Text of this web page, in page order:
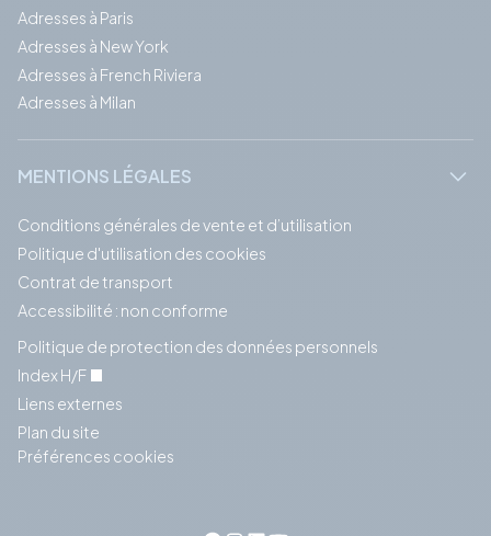
Adresses à Paris
Adresses à New York
Adresses à French Riviera
Adresses à Milan
MENTIONS LÉGALES
Conditions générales de vente et d’utilisation
Politique d'utilisation des cookies
Contrat de transport
Accessibilité : non conforme
Politique de protection des données personnels
Index H/F
Liens externes
Plan du site
Préférences cookies